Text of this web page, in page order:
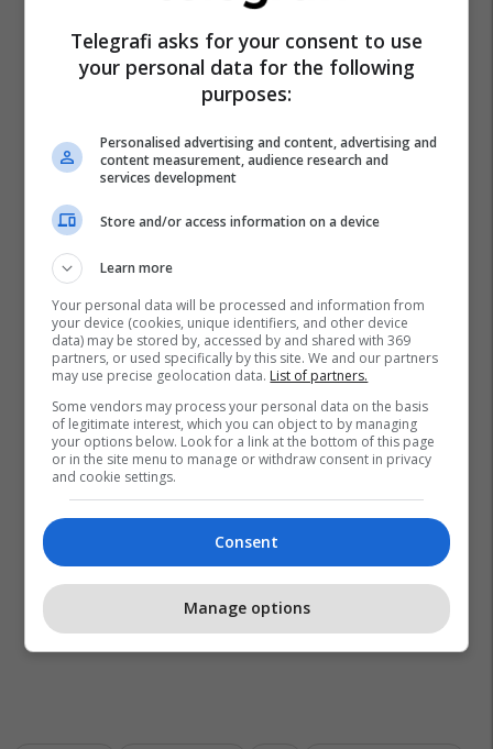
Telegrafi asks for your consent to use
your personal data for the following
purposes:
Personalised advertising and content, advertising and
content measurement, audience research and
services development
Store and/or access information on a device
Learn more
Your personal data will be processed and information from
your device (cookies, unique identifiers, and other device
data) may be stored by, accessed by and shared with 369
partners, or used specifically by this site. We and our partners
may use precise geolocation data. List of partners.
Some vendors may process your personal data on the basis
of legitimate interest, which you can object to by managing
your options below. Look for a link at the bottom of this page
or in the site menu to manage or withdraw consent in privacy
and cookie settings.
Consent
Manage options